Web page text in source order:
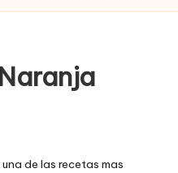
de las recetas mas